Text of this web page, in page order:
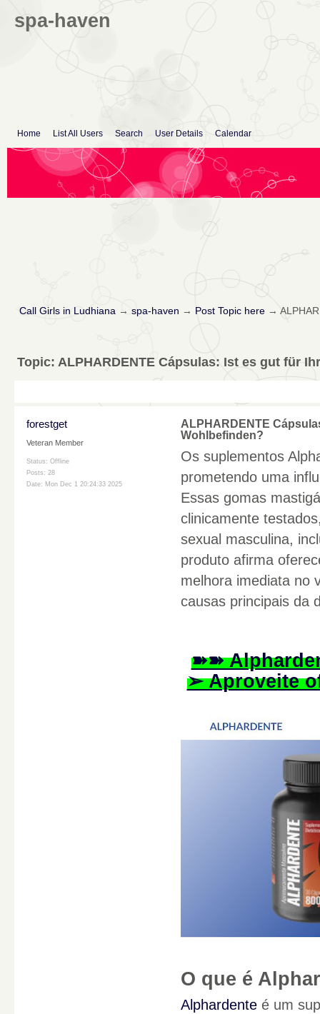
spa-haven
Home List All Users Search User Details Calendar
Call Girls in Ludhiana → spa-haven → Post Topic here→
Topic: ALPHARDENTE Cápsulas: Ist es gut für
forestget
Veteran Member
Status: Offline
Posts: 28
Date: Mon Dec 1 20:24:33 2025
ALPHARDENTE
Wohlbefinden?
Os suplementos
prometendo uma
Essas gomas
clinicamente
sexual masculina,
produto afirma
melhora imediata no
causas principais da
➽➽
➢ Aproveite
O que é
Alphardente é um